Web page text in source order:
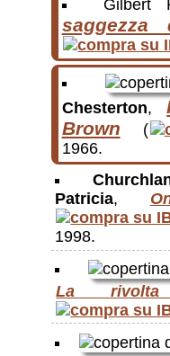
Gilbert
Chesterton,
Brown
(
1966.
Patricia,
1998.
La